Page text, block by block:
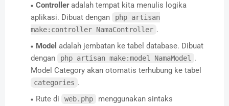
Controlleradalah tempat kita menulis logika
aplikasi. Dibuat dengan
php artisan
make:controller NamaController .
Model adalah jembatan ke tabel database. Dibuat
dengan
php artisan make:model NamaModel
.
Model Category akan otomatis terhubung ke tabel
categories .
Rute di
web.php menggunakan sintaks